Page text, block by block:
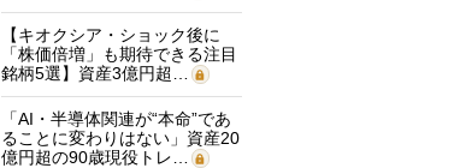
【キオクシア・ショック後に
「株価倍増」も期待できる注目
銘柄5選】資産3億円超…
「AI・半導体関連が“本命”であ
ることに変わりはない」資産20
億円超の90歳現役トレ…